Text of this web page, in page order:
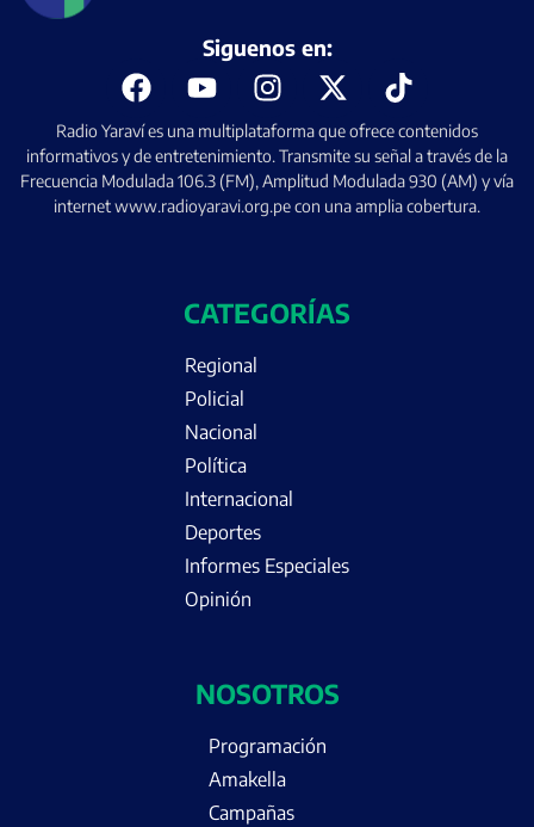
Radio Yaraví es una multiplataforma que ofrece contenidos
informativos y de entretenimiento. Transmite su señal a través de la
Frecuencia Modulada 106.3 (FM), Amplitud Modulada 930 (AM) y vía
internet www.radioyaravi.org.pe con una amplia cobertura.
Siguenos en:
CATEGORÍAS
Regional
Policial
Nacional
Política
Internacional
Deportes
Informes Especiales
Opinión
NOSOTROS
Programación
Amakella
Campañas